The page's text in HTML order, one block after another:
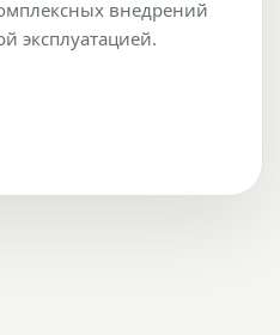
внедрений
эксплуатацией.